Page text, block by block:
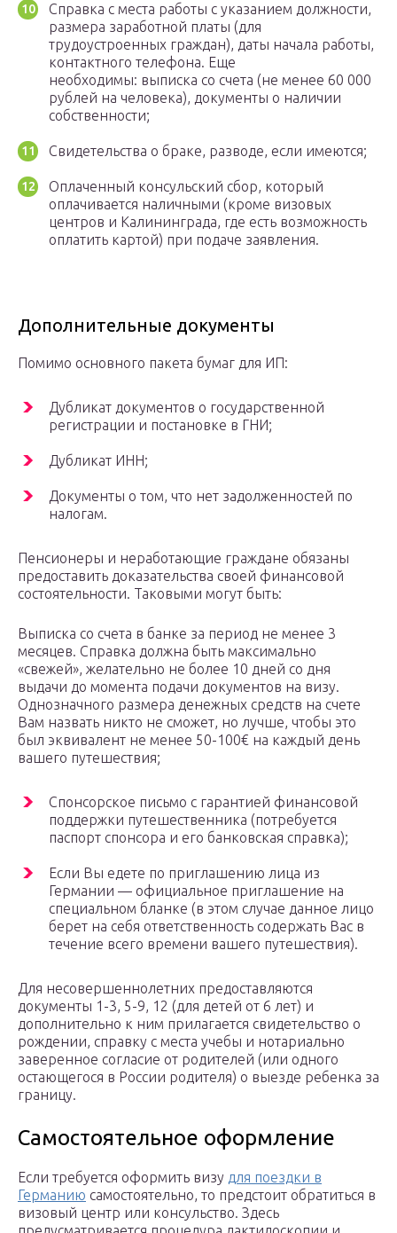
Справка с места работы с указанием должности,
размера заработной платы (для
трудоустроенных граждан), даты начала работы,
контактного телефона. Еще
необходимы: выписка со счета (не менее 60 000
рублей на человека), документы о наличии
собственности;
Свидетельства о браке, разводе, если имеются;
Оплаченный консульский сбор, который
оплачивается наличными (кроме визовых
центров и Калининграда, где есть возможность
оплатить картой) при подаче заявления.
Дополнительные документы
Помимо основного пакета бумаг для ИП:
Дубликат документов о государственной
регистрации и постановке в ГНИ;
Дубликат ИНН;
Документы о том, что нет задолженностей по
налогам.
Пенсионеры и неработающие граждане обязаны
предоставить доказательства своей финансовой
состоятельности. Таковыми могут быть:
Выписка со счета в банке за период не менее 3
месяцев. Справка должна быть максимально
«свежей», желательно не более 10 дней со дня
выдачи до момента подачи документов на визу.
Однозначного размера денежных средств на счете
Вам назвать никто не сможет, но лучше, чтобы это
был эквивалент не менее 50-100€ на каждый день
вашего путешествия;
Спонсорское письмо с гарантией финансовой
поддержки путешественника (потребуется
паспорт спонсора и его банковская справка);
Если Вы едете по приглашению лица из
Германии — официальное приглашение на
специальном бланке (в этом случае данное лицо
берет на себя ответственность содержать Вас в
течение всего времени вашего путешествия).
Для несовершеннолетних предоставляются
документы 1-3, 5-9, 12 (для детей от 6 лет) и
дополнительно к ним прилагается свидетельство о
рождении, справку с места учебы и нотариально
заверенное согласие от родителей (или одного
остающегося в России родителя) о выезде ребенка за
границу.
Самостоятельное оформление
Если требуется оформить визу для поездки в
Германию самостоятельно, то предстоит обратиться в
визовый центр или консульство. Здесь